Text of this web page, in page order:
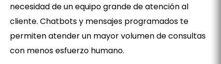
necesidad de un equipo grande de atención al
cliente. Chatbots y mensajes programados te
permiten atender un mayor volumen de consultas
con menos esfuerzo humano.